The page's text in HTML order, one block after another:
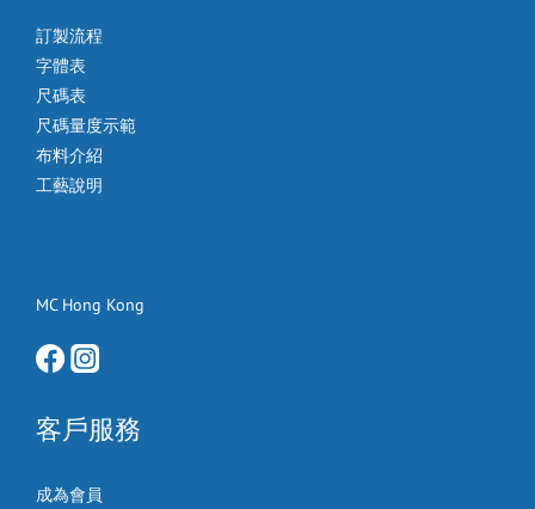
訂製流程
字體表
尺碼表
尺碼量度示範
布料介紹
工藝說明
MC Hong Kong
客戶服務
成為會員